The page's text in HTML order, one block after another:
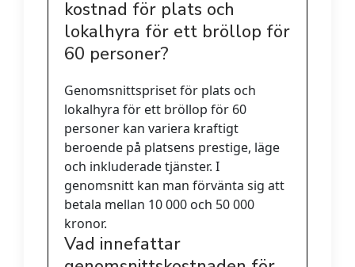
kostnad för plats och
lokalhyra för ett bröllop för
60 personer?
Genomsnittspriset för plats och
lokalhyra för ett bröllop för 60
personer kan variera kraftigt
beroende på platsens prestige, läge
och inkluderade tjänster. I
genomsnitt kan man förvänta sig att
betala mellan 10 000 och 50 000
kronor.
Vad innefattar